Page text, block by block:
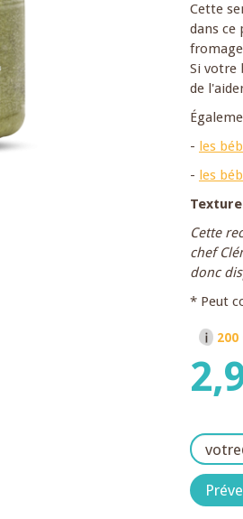
Cette
dans ce
Si votre
de
- les
- les
Cette
chef
donc
* Peut
200